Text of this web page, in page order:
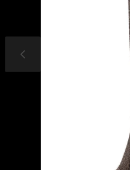
Edellinen